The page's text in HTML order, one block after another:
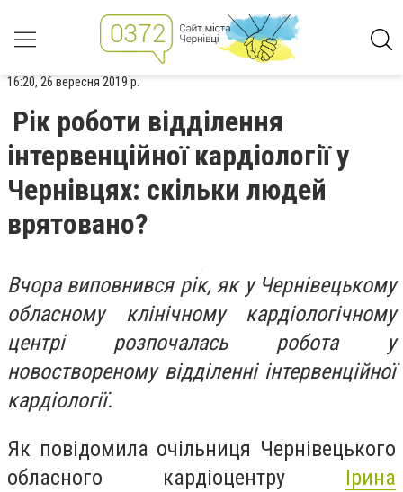
16:20, 26 вересня 2019 р.
Рік роботи відділення
інтервенційної кардіології у
Чернівцях: скільки людей
врятовано?
Вчора виповнився рік, як у Чернівецькому
обласному клінічному кардіологічному
центрі розпочалась робота у
новоствореному відділенні інтервенційної
кардіології.
Як повідомила очільниця Чернівецького
обласного кардіоцентру Ірина